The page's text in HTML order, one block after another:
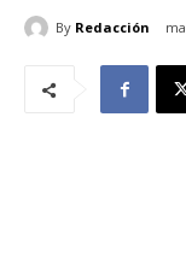
By Redacción